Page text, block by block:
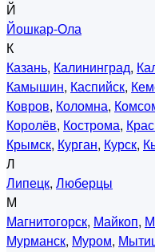
Й
Йошкар-Ола
К
Казань, Калининград,
Камышин, Каспийск,
Ковров, Коломна,
Королёв, Кострома,
Крымск, Курган, Курск,
Л
Липецк, Люберцы
М
Магнитогорск, Майкоп,
Мурманск, Муром,